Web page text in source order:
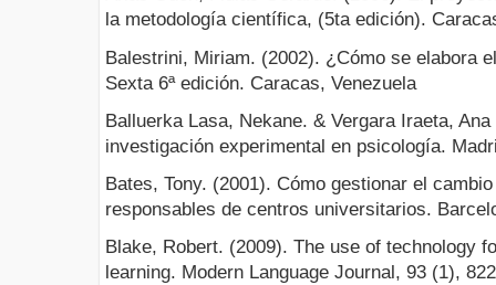
la metodología científica, (5ta edición).
Balestrini, Miriam. (2002). ¿Cómo se elabora
Sexta 6ª edición. Caracas, Venezuela
Balluerka Lasa, Nekane. & Vergara Iraeta,
investigación experimental en psicología.
Bates, Tony. (2001). Cómo gestionar el
responsables de centros universitarios.
Blake, Robert. (2009). The use of technology
learning. Modern Language Journal, 93 (1),